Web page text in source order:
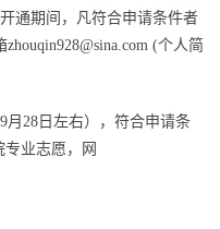
通期间，凡符合申请条件者
(个人简
月28日左右），符合申请条
业志愿，网